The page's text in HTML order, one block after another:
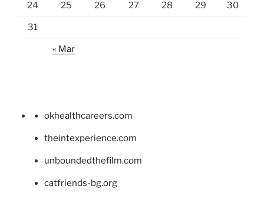
24 25 26 27 28 29 30
31
« Mar
okhealthcareers.com
theintexperience.com
unboundedthefilm.com
catfriends-bg.org